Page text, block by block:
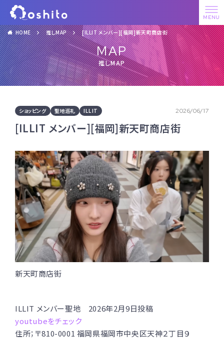
HOME 推しMAP [ILLIT メンバー][福岡]新天町商店街
MAP
推しMAP
ショッピング 聖地巡礼 ILLIT 2026/06/17
[ILLIT メンバー][福岡]新天町商店街
新天町商店街
ILLIT メンバー聖地 2026年2月9日投稿
youtubeをチェック
住所；〒810-0001 福岡県福岡市中央区天神２丁目９